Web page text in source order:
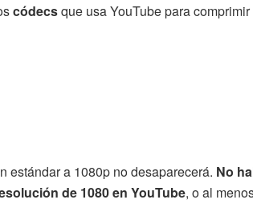
códecsque usa YouTube para
estándar a 1080p no desaparecerá. No
de 1080 en YouTube, o al